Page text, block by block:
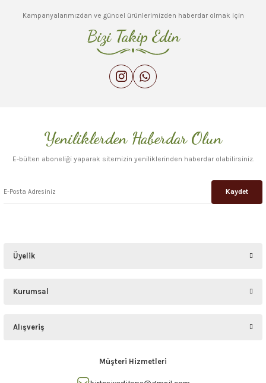
Ürün açıklamasında eksik bilgiler bulunuyor.
Ürün bilgilerinde hatalar bulunuyor.
Ürün fiyatı diğer sitelerden daha pahalı.
Gönder
Kampanyalarımızdan ve güncel ürünlerimizden haberdar olmak için
Bizi Takip Edin
Yeniliklerden Haberdar Olun
E-bülten aboneliği yaparak sitemizin yeniliklerinden haberdar olabilirsiniz.
Kaydet
Üyelik
Kurumsal
Alışveriş
Müşteri Hizmetleri